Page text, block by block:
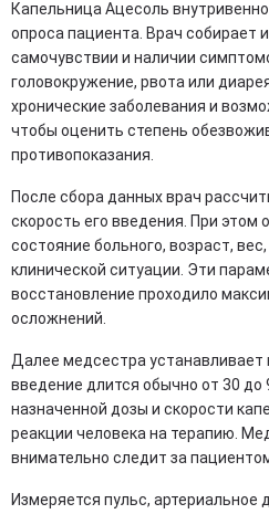
Капельница Ацесоль
опроса пациента. Врач
самочувствии и наличии
головокружение, рвота или
хронические заболевания и
чтобы оценить степень
противопоказания.
После сбора данных врач
скорость его введения. При этом
состояние больного, возраст,
клинической ситуации. Эти
восстановление проходило
осложнений.
Далее медсестра устанавливает
введение длится обычно от 30 до
назначенной дозы и скорости
реакции человека на терапию.
внимательно следит за
Измеряется пульс, артериальное